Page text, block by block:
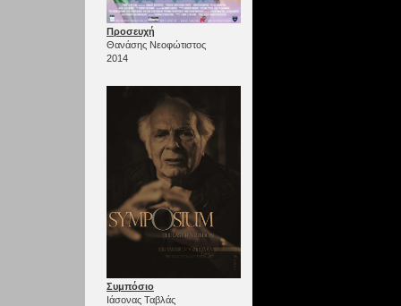
Προσευχή
Θανάσης Νεοφώτιστος
2014
Συμπόσιο
Ιάσονας Ταβλάς